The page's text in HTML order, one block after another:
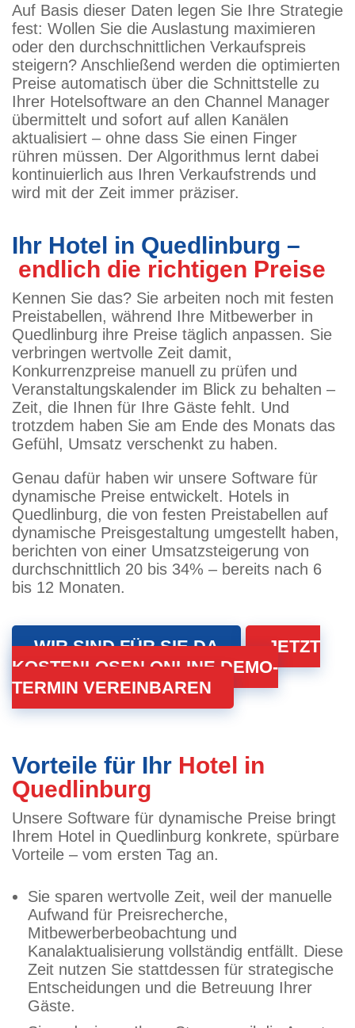
Auf Basis dieser Daten legen Sie Ihre Strategie
fest: Wollen Sie die Auslastung maximieren
oder den durchschnittlichen Verkaufspreis
steigern? Anschließend werden die optimierten
Preise automatisch über die Schnittstelle zu
Ihrer Hotelsoftware an den Channel Manager
übermittelt und sofort auf allen Kanälen
aktualisiert – ohne dass Sie einen Finger
rühren müssen. Der Algorithmus lernt dabei
kontinuierlich aus Ihren Verkaufstrends und
wird mit der Zeit immer präziser.
Ihr Hotel in Quedlinburg –
endlich die richtigen Preise
Kennen Sie das? Sie arbeiten noch mit festen
Preistabellen, während Ihre Mitbewerber in
Quedlinburg ihre Preise täglich anpassen. Sie
verbringen wertvolle Zeit damit,
Konkurrenzpreise manuell zu prüfen und
Veranstaltungskalender im Blick zu behalten –
Zeit, die Ihnen für Ihre Gäste fehlt. Und
trotzdem haben Sie am Ende des Monats das
Gefühl, Umsatz verschenkt zu haben.
Genau dafür haben wir unsere Software für
dynamische Preise entwickelt. Hotels in
Quedlinburg, die von festen Preistabellen auf
dynamische Preisgestaltung umgestellt haben,
berichten von einer Umsatzsteigerung von
durchschnittlich 20 bis 34% – bereits nach 6
bis 12 Monaten.
WIR SIND FÜR SIE DA
JETZT
KOSTENLOSEN ONLINE DEMO-
TERMIN VEREINBAREN
Vorteile für Ihr Hotel in
Quedlinburg
Unsere Software für dynamische Preise bringt
Ihrem Hotel in Quedlinburg konkrete, spürbare
Vorteile – vom ersten Tag an.
Sie sparen wertvolle Zeit, weil der manuelle
Aufwand für Preisrecherche,
Mitbewerberbeobachtung und
Kanalaktualisierung vollständig entfällt. Diese
Zeit nutzen Sie stattdessen für strategische
Entscheidungen und die Betreuung Ihrer
Gäste.